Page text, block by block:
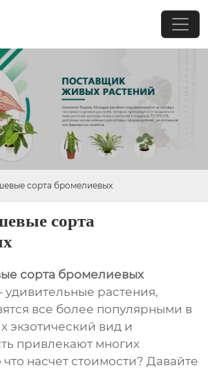
сорта бромелиевых
сорта
сорта бромелиевых
растения,
все более популярными в
экзотический вид и
привлекают многих
насчет стоимости? Давайте